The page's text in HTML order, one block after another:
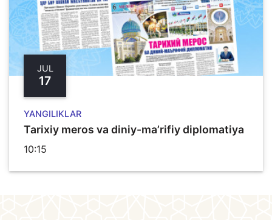
JUL
17
YANGILIKLAR
Tarixiy meros va diniy-ma’rifiy diplomatiya
10:15